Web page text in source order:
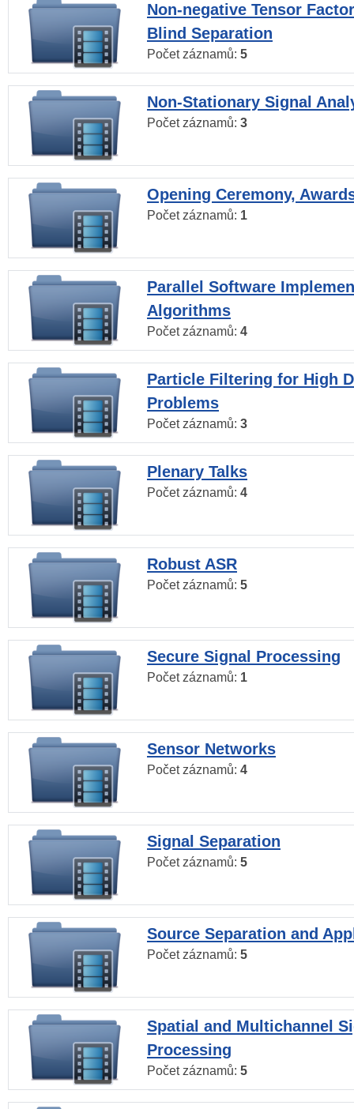
Non-negative Tensor
Blind Separation
Počet záznamů: 5
Non-Stationary Signal
Počet záznamů: 3
Opening Ceremony,
Počet záznamů: 1
Parallel Software
Algorithms
Počet záznamů: 4
Particle Filtering for High
Problems
Počet záznamů: 3
Plenary Talks
Počet záznamů: 4
Robust ASR
Počet záznamů: 5
Secure Signal Processing
Počet záznamů: 1
Sensor Networks
Počet záznamů: 4
Signal Separation
Počet záznamů: 5
Source Separation and
Počet záznamů: 5
Spatial and Multichannel
Processing
Počet záznamů: 5